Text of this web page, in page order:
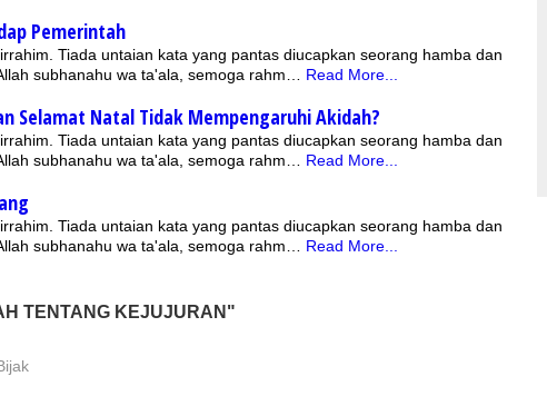
Pemerintah
Tiada untaian kata yang pantas diucapkan seorang hamba dan
subhanahu wa ta'ala, semoga rahm… Read More...
Selamat Natal Tidak Mempengaruhi Akidah?
Tiada untaian kata yang pantas diucapkan seorang hamba dan
subhanahu wa ta'ala, semoga rahm… Read More...
Tiada untaian kata yang pantas diucapkan seorang hamba dan
subhanahu wa ta'ala, semoga rahm… Read More...
TENTANG KEJUJURAN"